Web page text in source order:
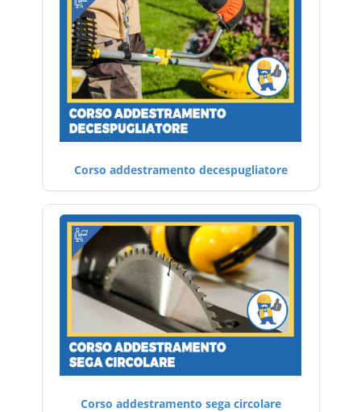
Corso addestramento decespugliatore
Corso addestramento sega circolare